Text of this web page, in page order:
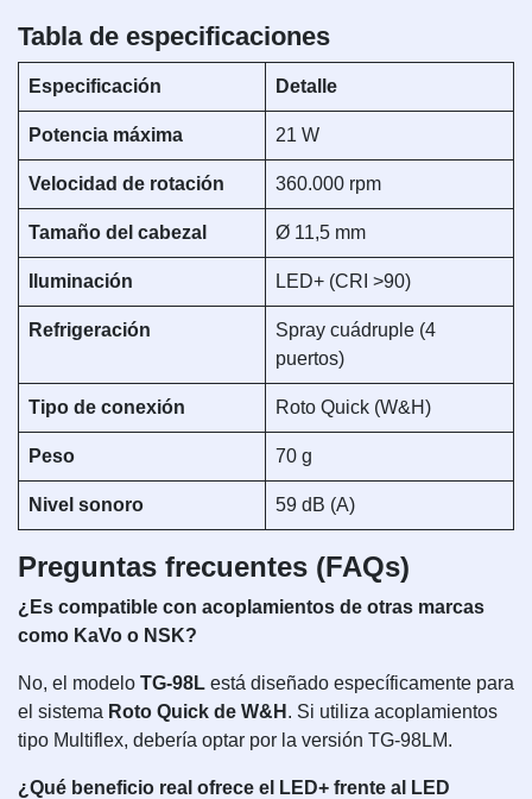
Tabla de especificaciones
Especificación Detalle
Potencia máxima 21 W
Velocidad de rotación 360.000 rpm
Tamaño del cabezal Ø 11,5 mm
Iluminación LED+ (CRI >90)
Refrigeración
Spray cuádruple (4
puertos)
Tipo de conexión Roto Quick (W&H)
Peso 70 g
Nivel sonoro 59 dB (A)
Preguntas frecuentes (FAQs)
¿Es compatible con acoplamientos de otras marcas
como KaVo o NSK?
No, el modelo TG-98L está diseñado específicamente para
el sistema Roto Quick de W&H . Si utiliza acoplamientos
tipo Multiflex, debería optar por la versión TG-98LM.
¿Qué beneficio real ofrece el LED+ frente al LED